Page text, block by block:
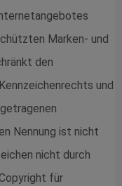
Marken- und
den
und
Nennung ist nicht
nicht durch
für